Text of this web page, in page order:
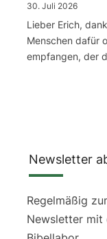
30. Juli 2026
Lieber Erich,
Menschen dafür
empfangen, der
Newsletter
Regelmäßig
Newsletter mit